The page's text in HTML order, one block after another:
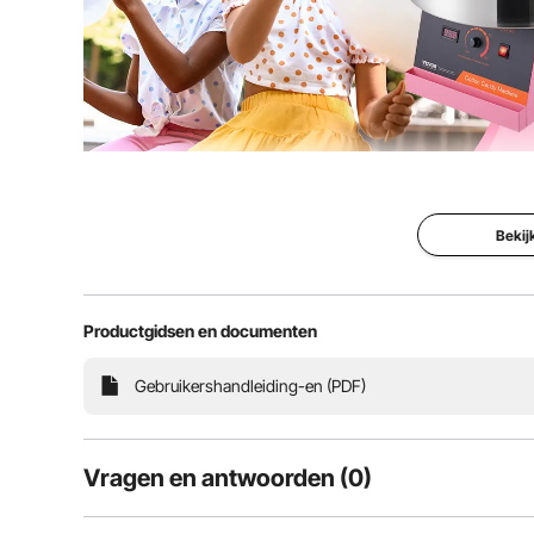
suikerspinnen per minuut produceert. Deze
diverse feesten en
Productgidsen en documenten
Gebruikershandleiding-en (PDF)
Vragen en antwoorden (0)